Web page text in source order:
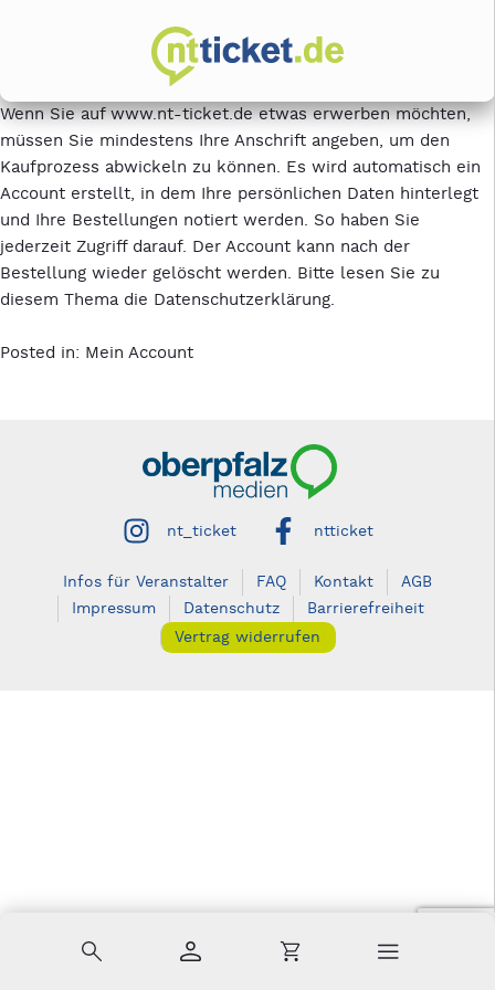
Suche Warenkorb
Konto
Wenn Sie auf www.nt-ticket.de etwas erwerben möchten,
müssen Sie mindestens Ihre Anschrift angeben, um den
Kaufprozess abwickeln zu können. Es wird automatisch ein
Account erstellt, in dem Ihre persönlichen Daten hinterlegt
und Ihre Bestellungen notiert werden. So haben Sie
jederzeit Zugriff darauf. Der Account kann nach der
Bestellung wieder gelöscht werden. Bitte lesen Sie zu
diesem Thema die Datenschutzerklärung.
Posted in: Mein Account
nt_ticket ntticket
Infos für Veranstalter FAQ Kontakt
AGB
Impressum
Datenschutz
Barrierefreiheit
Vertrag widerrufen